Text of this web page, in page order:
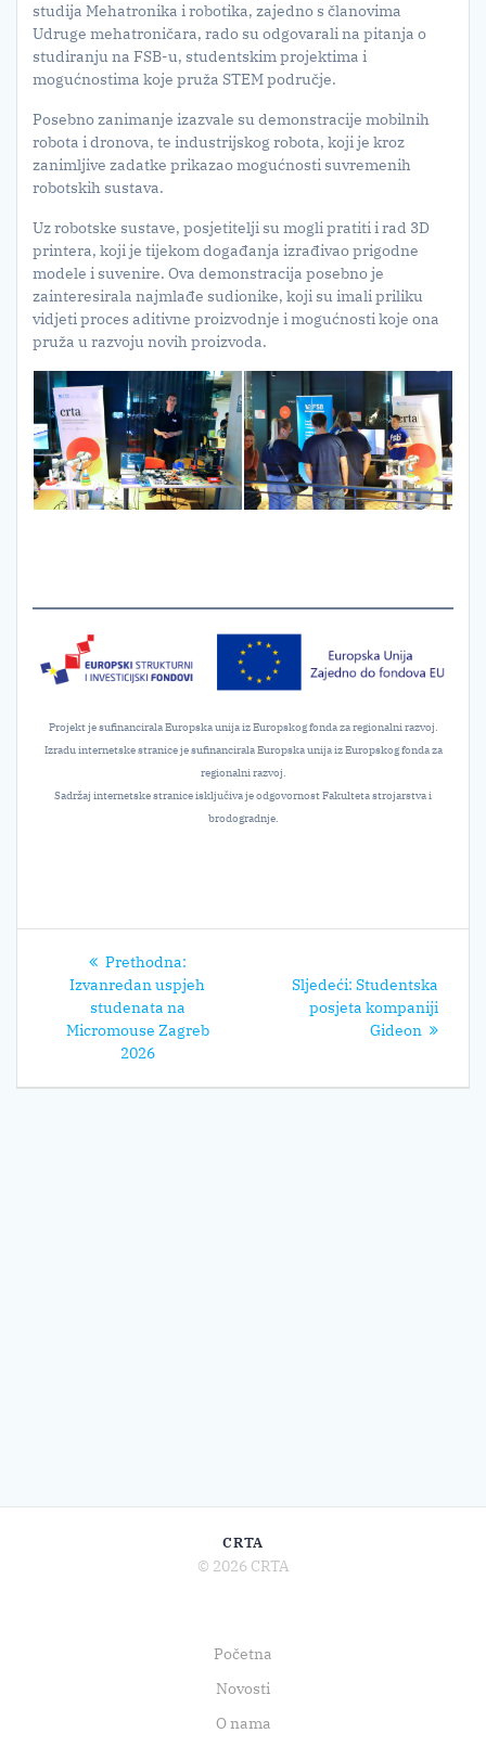
studija Mehatronika i robotika, zajedno s članovima
Udruge mehatroničara, rado su odgovarali na pitanja o
studiranju na FSB-u, studentskim projektima i
mogućnostima koje pruža STEM područje.
Posebno zanimanje izazvale su demonstracije mobilnih
robota i dronova, te industrijskog robota, koji je kroz
zanimljive zadatke prikazao mogućnosti suvremenih
robotskih sustava.
Uz robotske sustave, posjetitelji su mogli pratiti i rad 3D
printera, koji je tijekom događanja izrađivao prigodne
modele i suvenire. Ova demonstracija posebno je
zainteresirala najmlađe sudionike, koji su imali priliku
vidjeti proces aditivne proizvodnje i mogućnosti koje ona
pruža u razvoju novih proizvoda.
Projekt je sufinancirala Europska unija iz Europskog fonda za regionalni razvoj.
Izradu internetske stranice je sufinancirala Europska unija iz Europskog fonda za
regionalni razvoj.
Sadržaj internetske stranice isključiva je odgovornost Fakulteta strojarstva i
brodogradnje.
Navigacija
objava
Prethodna:Prethodni
post:
Izvanredan uspjeh
studenata na
Micromouse Zagreb
2026
Sljedeći: Sljedeći
post:
Studentska
posjeta kompaniji
Gideon
CRTA
© 2026 CRTA
Početna
Novosti
O nama